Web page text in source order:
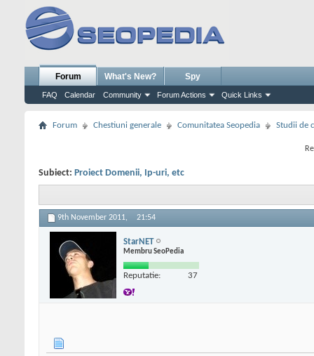
Forum
FAQ Calendar Community Forum Actions Quick Links
What's New? Spy
Forum Chestiuni generale Comunitatea Seopedia Studii de
Subiect: Proiect Domenii, Ip-uri, etc
9th November 2011, 21:54
StarNET
Membru SeoPedia
Reputatie: 37